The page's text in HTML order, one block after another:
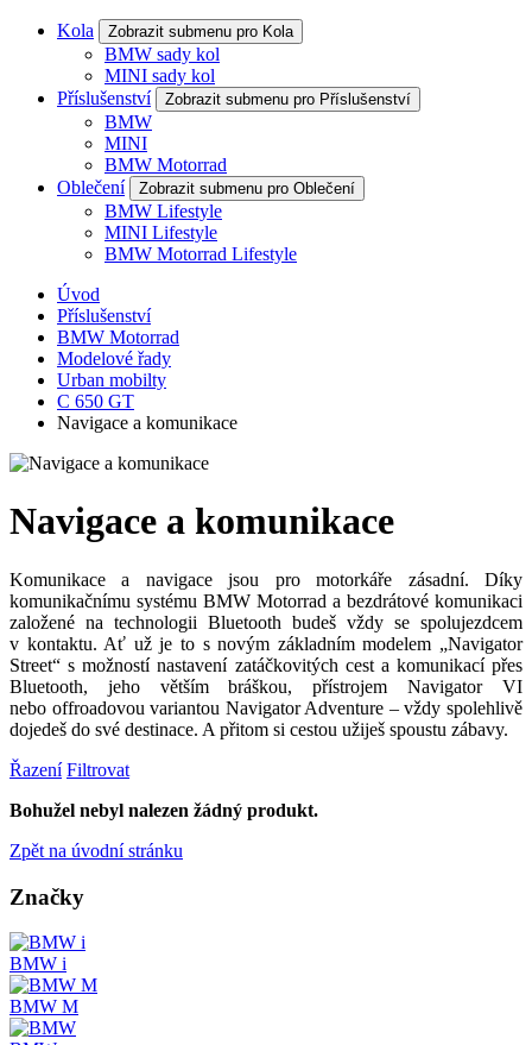
Kola Zobrazit submenu pro Kola
BMW sady kol
MINI sady kol
Příslušenství
Zobrazit submenu pro Příslušenství
BMW
MINI
BMW Motorrad
Oblečení
Zobrazit submenu pro Oblečení
BMW Lifestyle
MINI Lifestyle
BMW Motorrad Lifestyle
Úvod
Příslušenství
BMW Motorrad
Modelové řady
Urban mobilty
C 650 GT
Navigace a komunikace
Navigace a komunikace
Komunikace a navigace jsou pro motorkáře zásadní. Díky
komunikačnímu systému BMW Motorrad a bezdrátové komunikaci
založené na technologii Bluetooth budeš vždy se spolujezdcem
v kontaktu. Ať už je to s novým základním modelem „Navigator
Street“ s možností nastavení zatáčkovitých cest a komunikací přes
Bluetooth, jeho větším bráškou, přístrojem Navigator VI
nebo offroadovou variantou Navigator Adventure – vždy spolehlivě
dojedeš do své destinace. A přitom si cestou užiješ spoustu zábavy.
Řazení Filtrovat
Bohužel nebyl nalezen žádný produkt.
Zpět na úvodní stránku
Značky
BMW i
BMW M